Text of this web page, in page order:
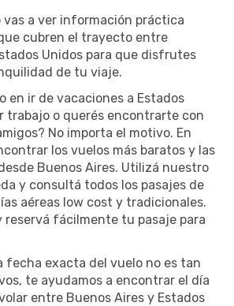
vas a ver información práctica
cubren el trayecto entre
Unidos para que disfrutes
de tu viaje.
en ir de vacaciones a Estados
trabajo o querés encontrarte con
No importa el motivo. En
los vuelos más baratos y las
Buenos Aires. Utilizá nuestro
y consultá todos los pasajes de
aéreas low cost y tradicionales.
reservá fácilmente tu pasaje para
fecha exacta del vuelo no es tan
te ayudamos a encontrar el día
entre Buenos Aires y Estados